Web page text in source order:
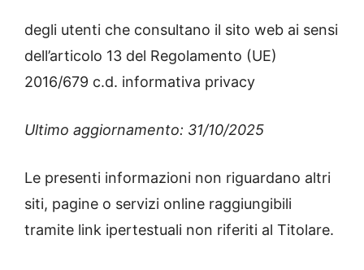
degli utenti che consultano il sito web ai sensi
dell’articolo 13 del Regolamento (UE)
2016/679 c.d. informativa privacy
Ultimo aggiornamento: 31/10/2025
Le presenti informazioni non riguardano altri
siti, pagine o servizi online raggiungibili
tramite link ipertestuali non riferiti al Titolare.